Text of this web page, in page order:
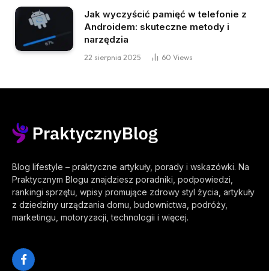
Jak wyczyścić pamięć w telefonie z
Androidem: skuteczne metody i
narzędzia
22 sierpnia 2025 60 Views
Blog lifestyle – praktyczne artykuły, porady i wskazówki. Na
Praktycznym Blogu znajdziesz poradniki, podpowiedzi,
rankingi sprzętu, wpisy promujące zdrowy styl życia, artykuły
z dziedziny urządzania domu, budownictwa, podróży,
marketingu, motoryzacji, technologii i więcej.
Facebook